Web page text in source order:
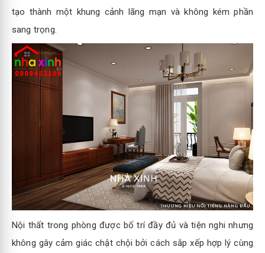
tạo thành một khung cảnh lãng mạn và không kém phần
sang trọng.
Nội thất trong phòng được bố trí đầy đủ và tiện nghi nhưng
không gây cảm giác chật chội bởi cách sắp xếp hợp lý cùng